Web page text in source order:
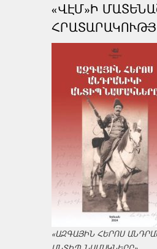
«ՎԷՄ»Ի
«ԱԶԳԱՅԻՆ ՀԵՐՈՍ